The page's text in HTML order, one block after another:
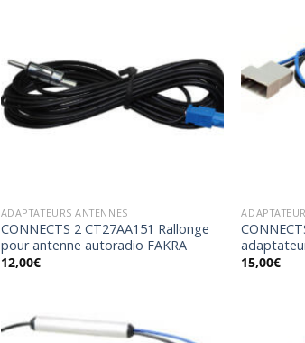
Ajouter
à la
wishlist
ADAPTATEURS ANTENNES
CONNECTS 2 CT27AA151 Rallonge
pour antenne autoradio FAKRA
12,00€
15,00€